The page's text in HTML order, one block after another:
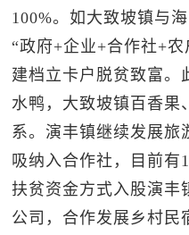
100%。如大致坡镇与
“政府+企业+合作社+
建档立卡户脱贫致富。
水鸭，大致坡镇百香果
系。演丰镇继续发展旅
吸纳入合作社，目前有
扶贫资金方式入股演丰
公司，合作发展乡村民